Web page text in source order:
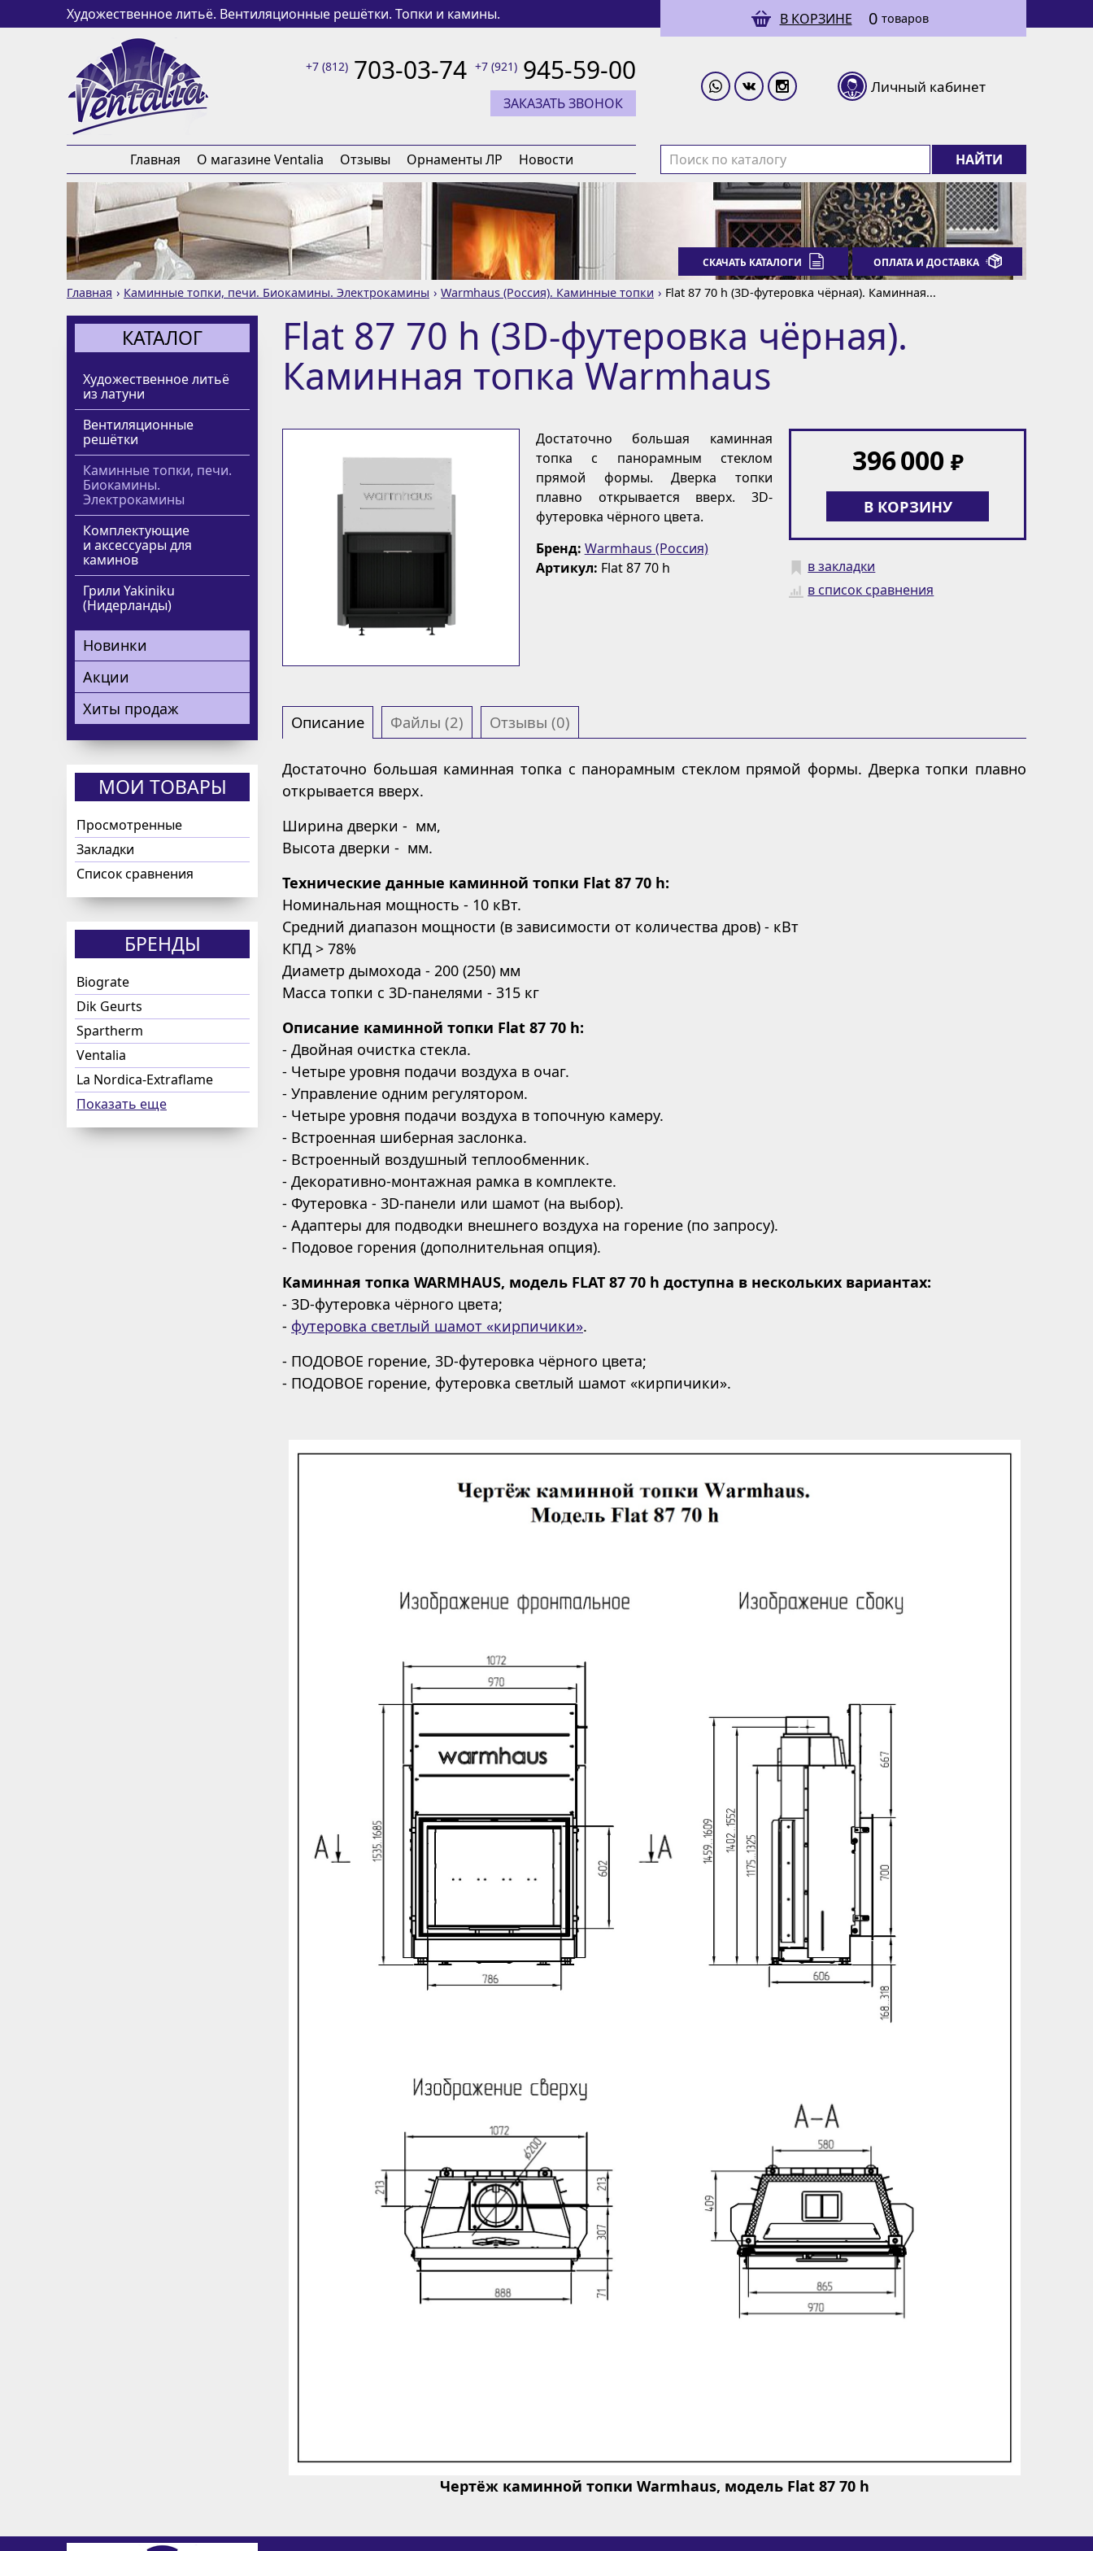
Художественное литьё. Вентиляционные решётки. Топки и камины. В КОРЗИНЕ 0 товаров
+7 (812) 703-03-74 +7 (921) 945-59-00
ЗАКАЗАТЬ ЗВОНОК
Личный кабинет
Главная О магазине Ventalia Отзывы Орнаменты ЛР Новости НАЙТИ
СКАЧАТЬ КАТАЛОГИ ОПЛАТА И ДОСТАВКА
Главная Каминные топки, печи. Биокамины. Электрокамины Warmhaus (Россия). Каминные топки Flat 87 70 h (3D-футеровка чёрная). Каминная...
КАТАЛОГ
Художественное литьё
из латуни
Вентиляционные
решётки
Каминные топки, печи.
Биокамины.
Электрокамины
Комплектующие
и аксессуары для
каминов
Грили Yakiniku
(Нидерланды)
Новинки
Акции
Хиты продаж
МОИ ТОВАРЫ
Просмотренные
Закладки
Список сравнения
БРЕНДЫ
Biograte
Dik Geurts
Spartherm
Ventalia
La Nordica-Extraflame
Показать еще
Flat 87 70 h (3D-футеровка чёрная).
Каминная топка Warmhaus
Достаточно большая каминная
топка с панорамным стеклом
прямой формы. Дверка топки
плавно открывается вверх. 3D-
футеровка чёрного цвета.
Бренд: Warmhaus (Россия)
Артикул: Flat 87 70 h
396 000 ₽
В КОРЗИНУ
в закладки
в список сравнения
Описание Файлы (2) Отзывы (0)
Достаточно большая каминная топка с панорамным стеклом прямой формы. Дверка топки плавно
открывается вверх.
Ширина дверки - мм,
Высота дверки - мм.
Технические данные каминной топки Flat 87 70 h:
Номинальная мощность - 10 кВт.
Средний диапазон мощности (в зависимости от количества дров) - кВт
КПД > 78%
Диаметр дымохода - 200 (250) мм
Масса топки с 3D-панелями - 315 кг
Описание каминной топки Flat 87 70 h:
- Двойная очистка стекла.
- Четыре уровня подачи воздуха в очаг.
- Управление одним регулятором.
- Четыре уровня подачи воздуха в топочную камеру.
- Встроенная шиберная заслонка.
- Встроенный воздушный теплообменник.
- Декоративно-монтажная рамка в комплекте.
- Футеровка - 3D-панели или шамот (на выбор).
- Адаптеры для подводки внешнего воздуха на горение (по запросу).
- Подовое горения (дополнительная опция).
Каминная топка WARMHAUS, модель FLAT 87 70 h доступна в нескольких вариантах:
- 3D-футеровка чёрного цвета;
- футеровка светлый шамот «кирпичики».
- ПОДОВОЕ горение, 3D-футеровка чёрного цвета;
- ПОДОВОЕ горение, футеровка светлый шамот «кирпичики».
Чертёж каминной топки Warmhaus, модель Flat 87 70 h